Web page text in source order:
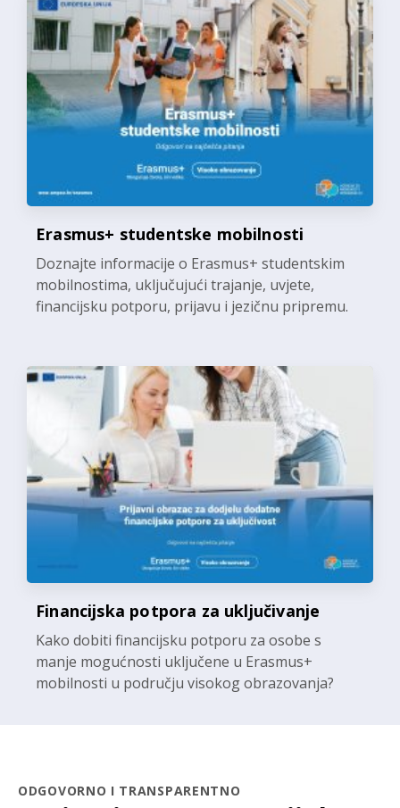
Erasmus+ studentske mobilnosti
Doznajte informacije o Erasmus+ studentskim
mobilnostima, uključujući trajanje, uvjete,
financijsku potporu, prijavu i jezičnu pripremu.
Financijska potpora za uključivanje
Kako dobiti financijsku potporu za osobe s
manje mogućnosti uključene u Erasmus+
mobilnosti u području visokog obrazovanja?
ODGOVORNO I TRANSPARENTNO